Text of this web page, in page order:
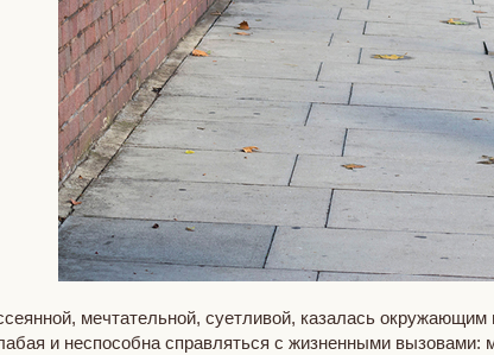
мечтательной, суетливой, казалась окружающим
и неспособна справляться с жизненными вызовами: